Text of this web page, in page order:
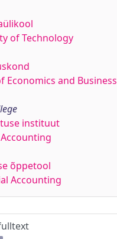
of Technology
Economics and Business
instituut
õppetool
Accounting